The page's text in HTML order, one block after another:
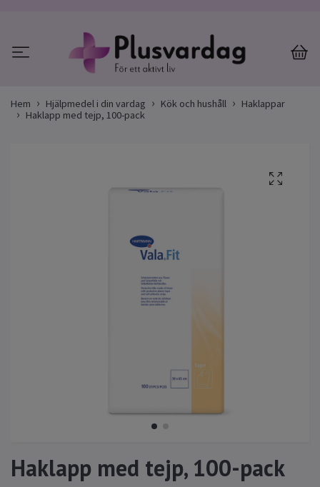
Hem Hjälpmedel i din vardag Kök och hushåll
Haklappar
Haklapp med tejp, 100-pack
Haklapp med tejp, 100-pack